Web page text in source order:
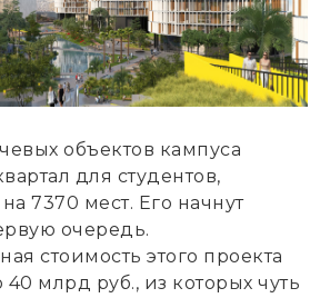
объектов кампуса
для студентов,
7370 мест. Его начнут
очередь.
стоимость этого проекта
40 млрд руб., из которых чуть